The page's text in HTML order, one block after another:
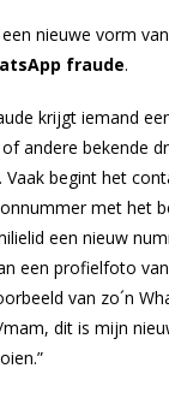
nieuwe vorm
fraude.
krijgt iemand
andere bekende
Vaak begint het
met het
een nieuw
een profielfoto
van zo´n
dit is mijn